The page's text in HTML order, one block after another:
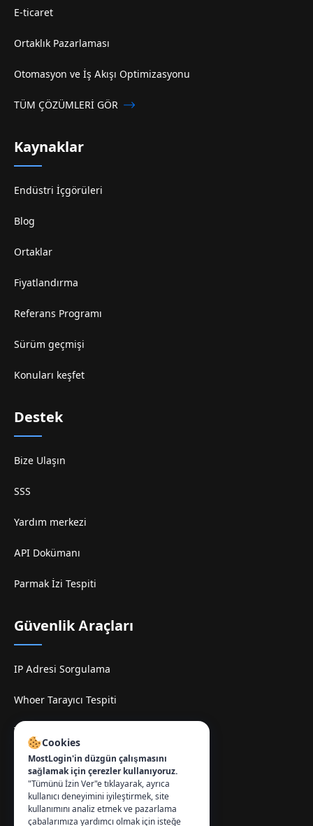
E-ticaret
Ortaklık Pazarlaması
Otomasyon ve İş Akışı Optimizasyonu
TÜM ÇÖZÜMLERİ GÖR
Kaynaklar
Endüstri İçgörüleri
Blog
Ortaklar
Fiyatlandırma
Referans Programı
Sürüm geçmişi
Konuları keşfet
Destek
Bize Ulaşın
SSS
Yardım merkezi
API Dokümanı
Parmak İzi Tespiti
Güvenlik Araçları
IP Adresi Sorgulama
Whoer Tarayıcı Tespiti
TamilMV Espelhe Sitesi
İletişim:
info@mostlogin.com
Cookies
MostLogin'in düzgün çalışmasını
sağlamak için çerezler kullanıyoruz.
"Tümünü İzin Ver"e tıklayarak, ayrıca
kullanıcı deneyimini iyileştirmek, site
kullanımını analiz etmek ve pazarlama
çabalarımıza yardımcı olmak için isteğe